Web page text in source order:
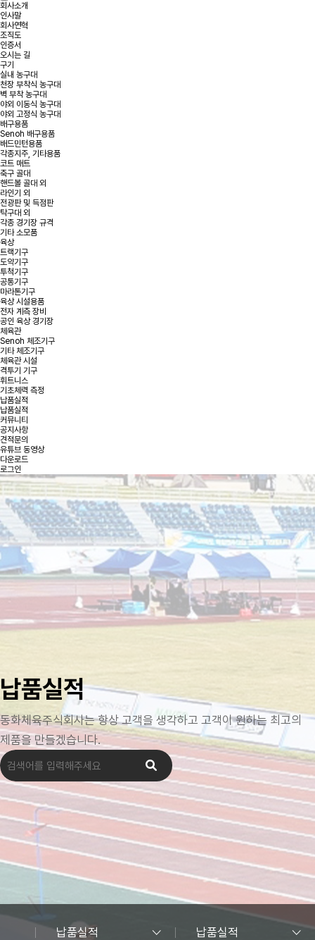
회사소개
인사말
회사연혁
조직도
인증서
오시는 길
구기
실내 농구대
천장 부착식 농구대
벽 부착 농구대
야외 이동식 농구대
야외 고정식 농구대
배구용품
Senoh 배구용품
배드민턴용품
각종지주, 기타용품
코트 매트
축구 골대
핸드볼 골대 외
라인기 외
전광판 및 득점판
탁구대 외
각종 경기장 규격
기타 소모품
육상
트랙기구
도약기구
투척기구
공통기구
마라톤기구
육상 시설용품
전자 계측 장비
공인 육상 경기장
체육관
Senoh 체조기구
기타 체조기구
체육관 시설
격투기 기구
휘트니스
기초체력 측정
납품실적
납품실적
커뮤니티
공지사항
견적문의
유튜브 동영상
다운로드
로그인
납품실적
동화체육주식회사는 항상 고객을 생각하고 고객이 원하는 최고의
제품을 만들겠습니다.
납품실적 납품실적